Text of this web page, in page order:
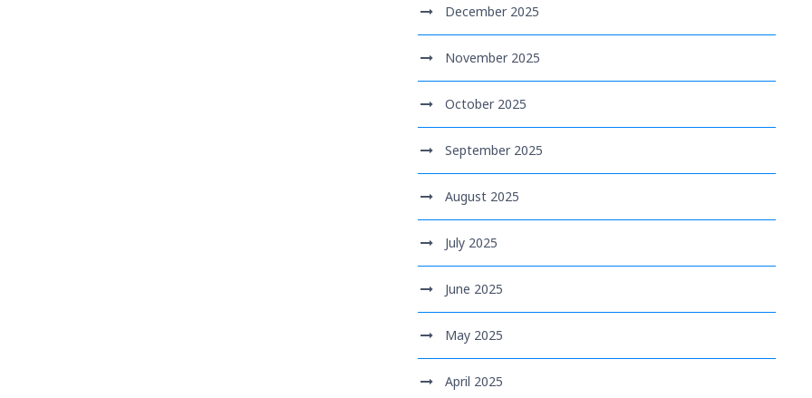
December 2025
November 2025
October 2025
September 2025
August 2025
July 2025
June 2025
May 2025
April 2025